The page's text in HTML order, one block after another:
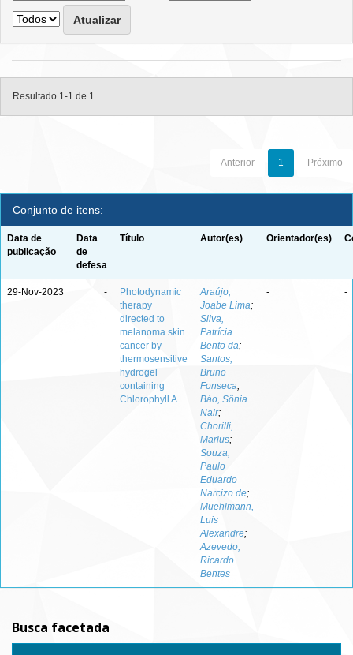
Resultado 1-1 de 1.
Anterior 1 Próximo
Conjunto de itens:
Data de
publicação
Data
de
defesa
Título Autor(es) Orientador(es)
29-Nov-2023 -
Photodynamic
therapy
directed to
melanoma skin
cancer by
thermosensitive
hydrogel
containing
Chlorophyll A
Araújo,
Joabe Lima;
Silva,
Patrícia
Bento da;
Santos,
Bruno
Fonseca;
Báo, Sônia
Nair;
Chorilli,
Marlus;
Souza,
Paulo
Eduardo
Narcizo de;
Muehlmann,
Luis
Alexandre;
Azevedo,
Ricardo
Bentes
- -
Busca facetada